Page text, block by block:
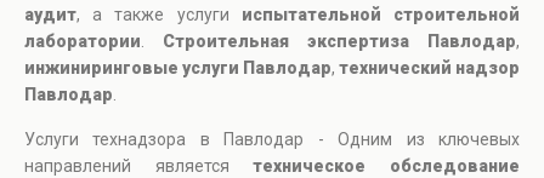
аудит, а также услуги испытательной строительной
лаборатории
Строительная экспертиза Павлодар,
инжиниринговые услуги Павлодар, технический надзор
Павлодар
Услуги технадзора в Павлодар - Одним из ключевых
направлений являетсятехническое обследование